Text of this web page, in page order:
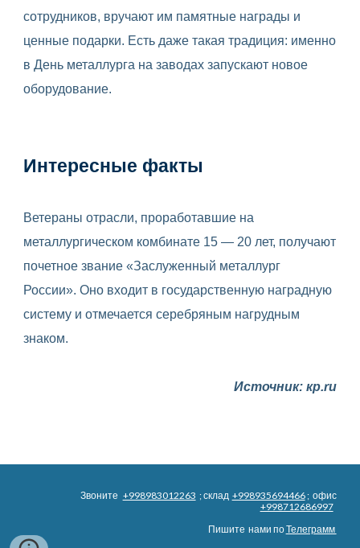
сотрудников, вручают им памятные награды и
ценные подарки. Есть даже такая традиция: именно
в День металлурга на заводах запускают новое
оборудование.
Интересные факты
Ветераны отрасли, проработавшие на
металлургическом комбинате 15 — 20 лет, получают
почетное звание «Заслуженный металлург
России». Оно входит в государственную наградную
систему и отмечается серебряным нагрудным
знаком.
Источник: кр.ru
Звоните +998983012263 ; склад +998935694466; офис
+998712686997
Пишите нами поТелеграмм